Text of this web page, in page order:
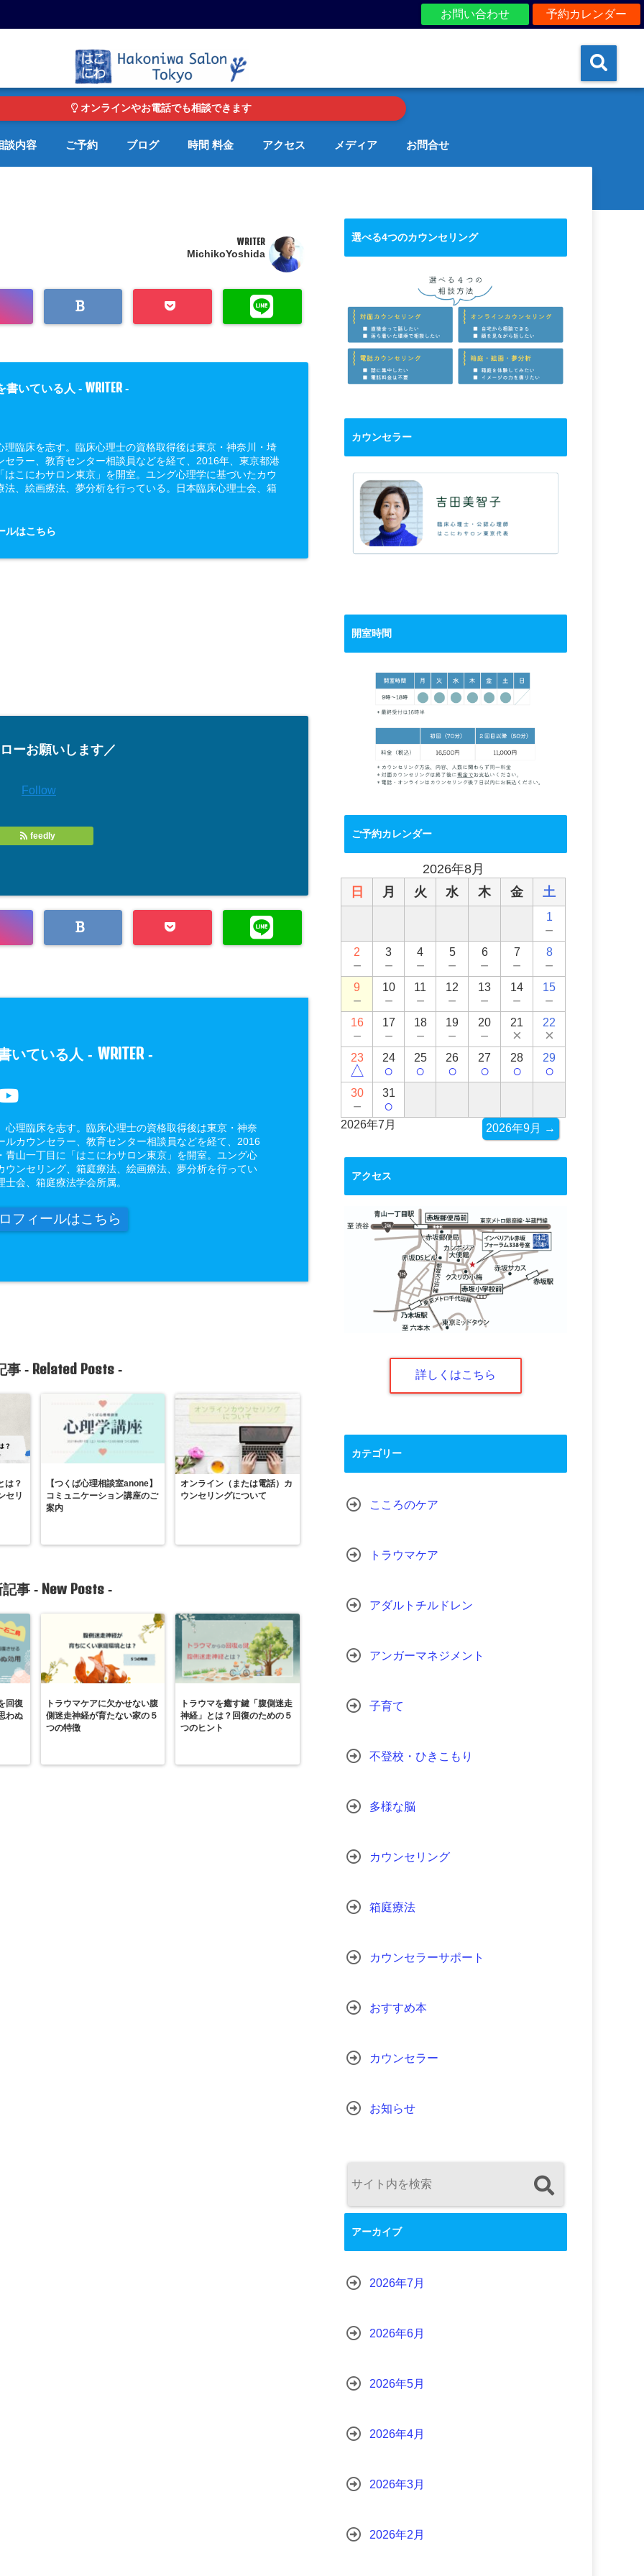
予約カレンダー
お問い合わせ
オンラインやお電話でも相談できます
談内容 ご予約 ブログ 時間 料金 アクセス メディア お問合せ
WRITER
MichikoYoshida
書いている人 - WRITER -
理臨床を志す。臨床心理士の資格取得後は東京・神奈川・埼
セラー、教育センター相談員などを経て、2016年、東京都港
はこにわサロン東京」を開室。ユング心理学に基づいたカウ
法、絵画療法、夢分析を行っている。日本臨床心理士会、箱
ルはこちら
ーお願いします／
Follow
feedly
いている人 - WRITER-
心理臨床を志す。臨床心理士の資格取得後は東京・神奈
ルカウンセラー、教育センター相談員などを経て、2016
青山一丁目に「はこにわサロン東京」を開室。ユング心
ウンセリング、箱庭療法、絵画療法、夢分析を行ってい
士会、箱庭療法学会所属。
フィールはこちら
事 - Related Posts-
は？
セリ
【つくば心理相談室anone】
コミュニケーション講座のご
案内
オンライン（または電話）カ
ウンセリングについて
事 - New Posts -
回復
わぬ
トラウマケアに欠かせない腹
側迷走神経が育たない家の５
つの特徴
トラウマを癒す鍵「腹側迷走
神経」とは？回復のための５
つのヒント
選べる4つのカウンセリング
カウンセラー
開室時間
ご予約カレンダー
2026年8月
日
月 火 水 木 金 土
1
－
2
－
3
－
4
－
5
－
6
－
7
－
8
－
9
－
10
－
11
－
12
－
13
－
14
－
15
－
16
－
17
－
18
－
19
－
20
－
21
×
22
×
23
△
24
○
25
○
26
○
27
○
28
○
29
○
30
－
31
○
2026年7月 2026年9月 →
アクセス
詳しくはこちら
カテゴリー
こころのケア
トラウマケア
アダルトチルドレン
アンガーマネジメント
子育て
不登校・ひきこもり
多様な脳
カウンセリング
箱庭療法
カウンセラーサポート
おすすめ本
カウンセラー
お知らせ
アーカイブ
2026年7月
2026年6月
2026年5月
2026年4月
2026年3月
2026年2月